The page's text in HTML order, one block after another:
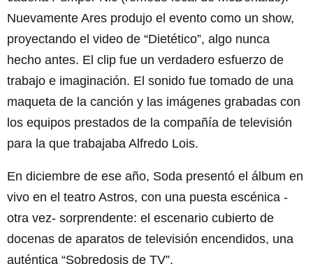
Nuevamente Ares produjo el evento como un show,
proyectando el video de “Dietético”, algo nunca
hecho antes. El clip fue un verdadero esfuerzo de
trabajo e imaginación. El sonido fue tomado de una
maqueta de la canción y las imágenes grabadas con
los equipos prestados de la compañía de televisión
para la que trabajaba Alfredo Lois.
En diciembre de ese año, Soda presentó el álbum en
vivo en el teatro Astros, con una puesta escénica -
otra vez- sorprendente: el escenario cubierto de
docenas de aparatos de televisión encendidos, una
auténtica “Sobredosis de TV”.